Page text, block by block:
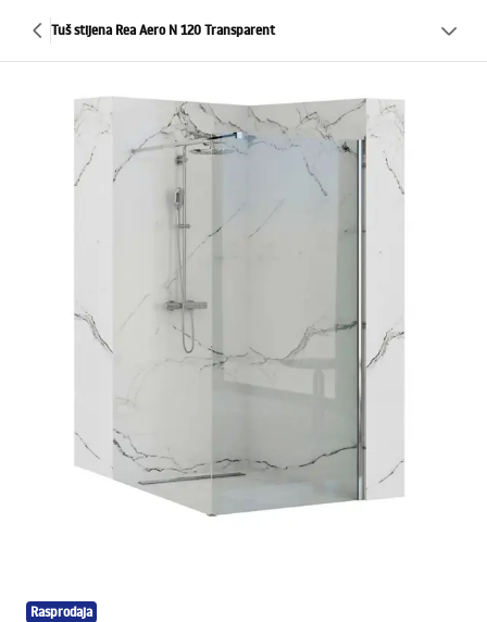
Tuš stijena Rea Aero N 120 Transparent
Rasprodaja